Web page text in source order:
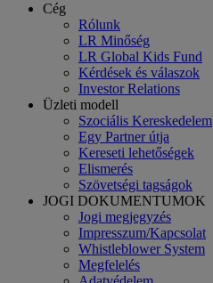
Cég
Rólunk
LR Minőség
LR Global Kids Fund
Kérdések és válaszok
Investor Relations
Üzleti modell
Szociális Kereskedelem
Egy Partner útja
Kereseti lehetőségek
Elismerés
Szövetségi tagságok
JOGI DOKUMENTUMOK
Jogi megjegyzés
Impresszum/Kapcsolat
Whistleblower System
Megfelelés